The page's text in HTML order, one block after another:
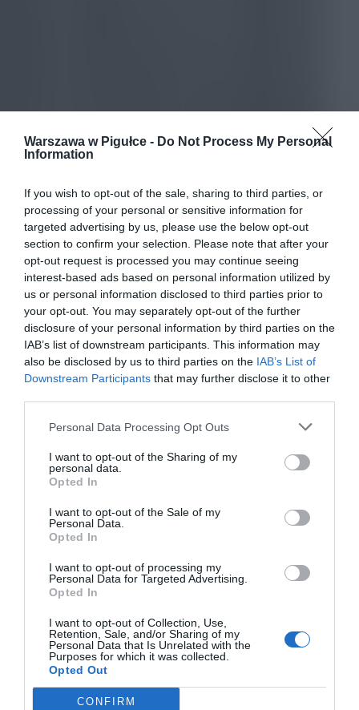
Warszawa w Pigułce - Do Not Process My Personal
Information
If you wish to opt-out of the sale, sharing to third parties, or
processing of your personal or sensitive information for
targeted advertising by us, please use the below opt-out
section to confirm your selection. Please note that after your
opt-out request is processed you may continue seeing
interest-based ads based on personal information utilized by
us or personal information disclosed to third parties prior to
your opt-out. You may separately opt-out of the further
disclosure of your personal information by third parties on the
IAB’s list of downstream participants. This information may
also be disclosed by us to third parties on the IAB’s List of
Downstream Participants that may further disclose it to other
Personal Data Processing Opt Outs
I want to opt-out of the Sharing of my
personal data.
Opted In
I want to opt-out of the Sale of my
Personal Data.
Opted In
I want to opt-out of processing my
Personal Data for Targeted Advertising.
Opted In
I want to opt-out of Collection, Use,
Retention, Sale, and/or Sharing of my
Personal Data that Is Unrelated with the
Purposes for which it was collected.
Opted Out
CONFIRM